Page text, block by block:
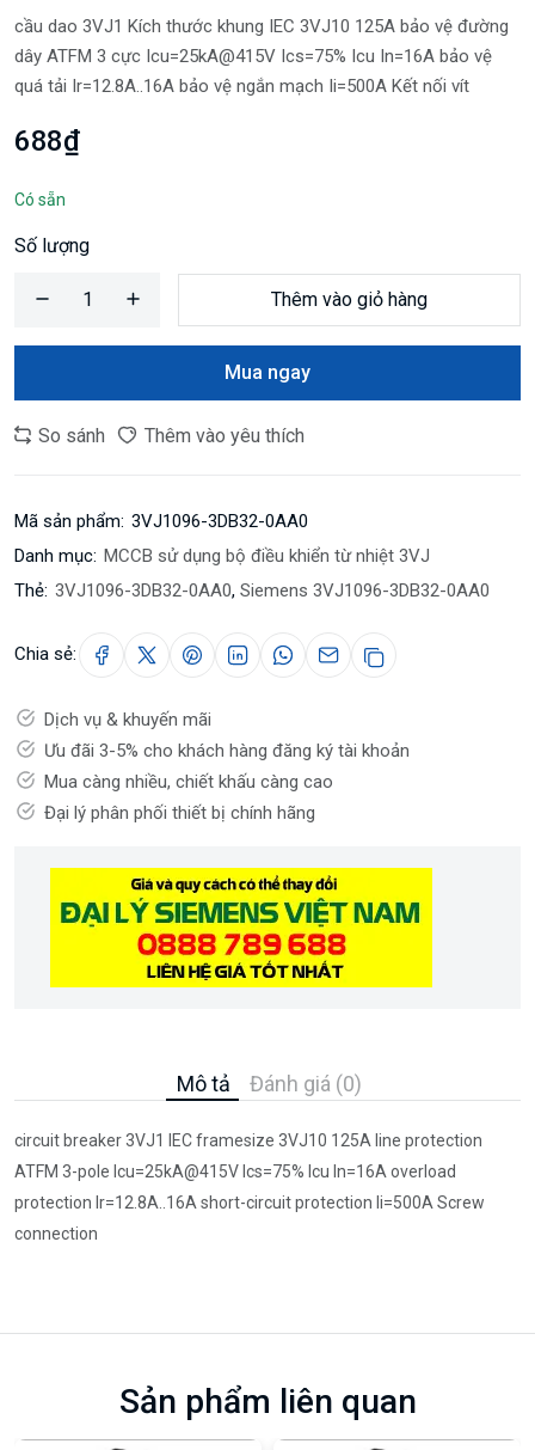
cầu dao 3VJ1 Kích thước khung IEC 3VJ10 125A bảo vệ đường
dây ATFM 3 cực Icu=25kA@415V Ics=75% Icu In=16A bảo vệ
quá tải Ir=12.8A..16A bảo vệ ngắn mạch Ii=500A Kết nối vít
688₫
Có sẵn
Số lượng
Thêm vào giỏ hàng
Mua ngay
So sánh Thêm vào yêu thích
Mã sản phẩm: 3VJ1096-3DB32-0AA0
Danh mục: MCCB sử dụng bộ điều khiển từ nhiệt 3VJ
Thẻ: 3VJ1096-3DB32-0AA0, Siemens 3VJ1096-3DB32-0AA0
Chia sẻ:
Dịch vụ & khuyến mãi
Ưu đãi 3-5% cho khách hàng đăng ký tài khoản
Mua càng nhiều, chiết khấu càng cao
Đại lý phân phối thiết bị chính hãng
Mô tả Đánh giá (0)
circuit breaker 3VJ1 IEC framesize 3VJ10 125A line protection
ATFM 3-pole Icu=25kA@415V Ics=75% Icu In=16A overload
protection Ir=12.8A..16A short-circuit protection Ii=500A Screw
connection
Sản phẩm liên quan